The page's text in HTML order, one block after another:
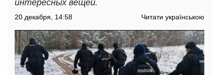
интересных вещей.
20 декабря, 14:58 Читати українською